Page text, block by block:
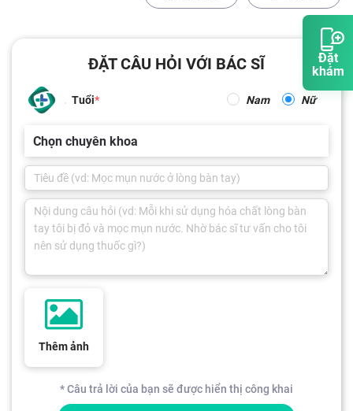
Đặt
khám
ĐẶT CÂU HỎI VỚI BÁC SĨ
Tuổi Nam Nữ
Chọn chuyên khoa
Thêm ảnh
* Câu trả lời của bạn sẽ được hiển thị công khai